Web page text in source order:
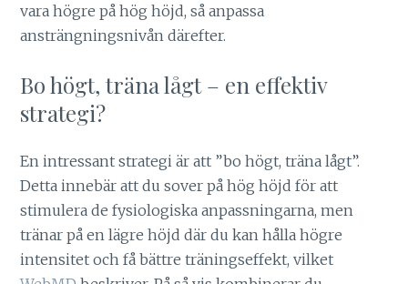
vara högre på hög höjd, så anpassa
ansträngningsnivån därefter.
Bo högt, träna lågt – en effektiv
strategi?
En intressant strategi är att ”bo högt, träna lågt”.
Detta innebär att du sover på hög höjd för att
stimulera de fysiologiska anpassningarna, men
tränar på en lägre höjd där du kan hålla högre
intensitet och få bättre träningseffekt, vilket